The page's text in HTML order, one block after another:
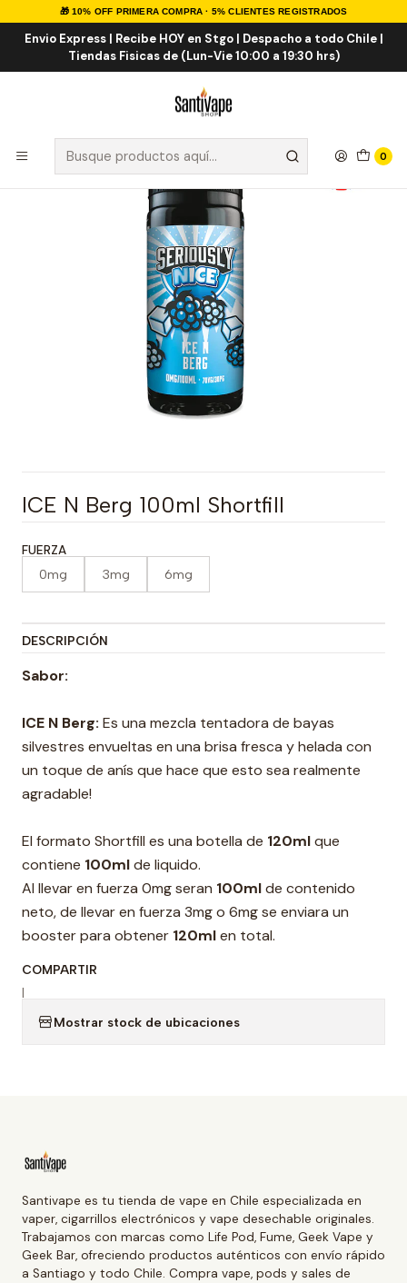
🎁 10% OFF PRIMERA COMPRA · 5% CLIENTES REGISTRADOS
Envio Express | Recibe HOY en Stgo | Despacho a todo Chile |
Tiendas Fisicas de (Lun-Vie 10:00 a 19:30 hrs)
0
Inicio E-LIQUID IMPORTADOS
E-liquid Importados 100ml
ICE N Berg 100ml Shortfill
ICE N Berg 100ml Shortfill
FUERZA
0mg 3mg 6mg
DESCRIPCIÓN
Sabor:
ICE N Berg: Es una mezcla tentadora de bayas
silvestres envueltas en una brisa fresca y helada con
un toque de anís que hace que esto sea realmente
agradable!
El formato Shortfill es una botella de 120mlque
contiene 100mlde liquido.
Al llevar en fuerza 0mg seran 100mlde contenido
neto, de llevar en fuerza 3mg o 6mg se enviara un
booster para obtener 120mlen total.
COMPARTIR
|
Mostrar stock de ubicaciones
Santivape es tu tienda de vape en Chile especializada en
vaper, cigarrillos electrónicos y vape desechable originales.
Trabajamos con marcas como Life Pod, Fume, Geek Vape y
Geek Bar, ofreciendo productos auténticos con envío rápido
a Santiago y todo Chile. Compra vape, pods y sales de